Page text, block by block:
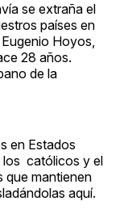
se extraña el
países en
Hoyos,
28 años.
de la
en Estados
los católicos y el
mantienen
aquí.